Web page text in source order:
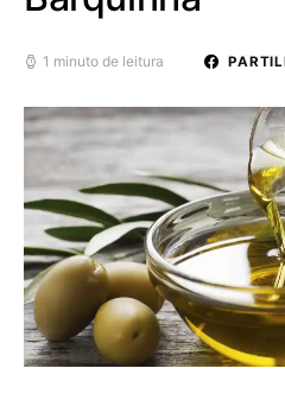
1 minuto de leitura